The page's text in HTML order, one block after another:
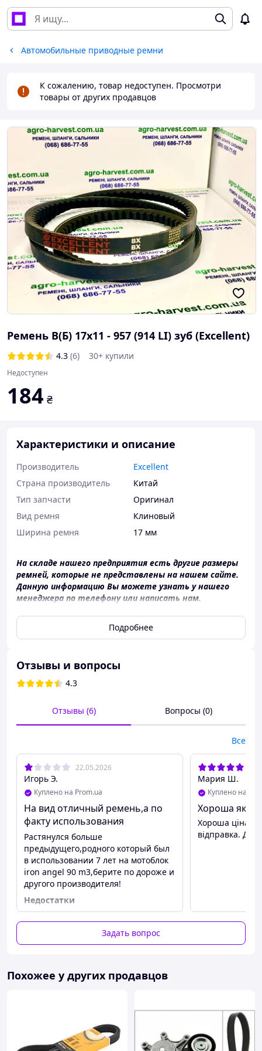
Автомобильные приводные ремни
К сожалению, товар недоступен. Просмотри
товары от других продавцов
Ремень В(Б) 17х11 - 957 (914 LI) зуб (Excellent)
4.3 (6) 30+ купили
Недоступен
184 ₴
Характеристики и описание
Производитель
Excellent
Страна производитель
Китай
Тип запчасти
Оригинал
Вид ремня
Клиновый
Ширина ремня
17 мм
На складе нашего предприятия есть другие размеры
ремней, которые не представлены на нашем сайте.
Данную информацию Вы можете узнать у нашего
менеджера по телефону или написать нам.
Подробнее
Отзывы и вопросы
4.3
Отзывы (6) Вопросы (0)
Все
22.05.2026
Игорь Э.
Куплено на Prom.ua
На вид отличный ремень,а по
факту использования
растянулся !
Растянулся больше
предыдущего,родного который был
в использовании 7 лет на мотоблок
iron angel 90 m3,берите по дороже и
другого производителя!
Недостатки
Растянулся при первом
использовании!
Мария Ш.
Куплено на
Хороша
Хороша ціна,
відправка.
Задать вопрос
Похожее у других продавцов